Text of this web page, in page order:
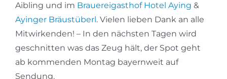
Aibling und im Brauereigasthof Hotel Aying &
Ayinger Bräustüberl . Vielen lieben Dank an alle
Mitwirkenden! – In den nächsten Tagen wird
geschnitten was das Zeug hält, der Spot geht
ab kommenden Montag bayernweit auf
Sendung.